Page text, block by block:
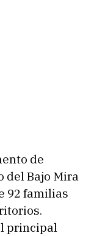
de
del Bajo Mira
92 familias
principal